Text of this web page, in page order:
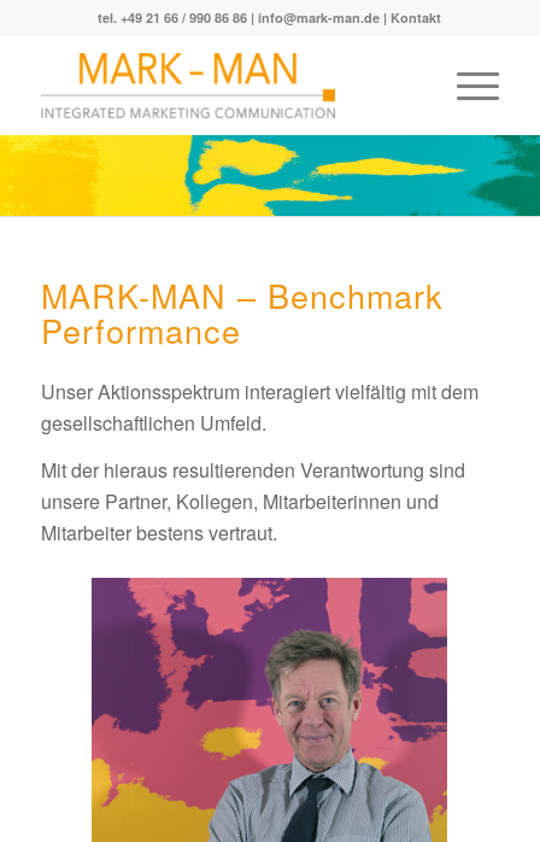
tel. +49 21 66 / 990 86 86 |info@mark-man.de | Kontakt
MARK-MAN – Benchmark
Performance
Unser Aktionsspektrum interagiert vielfältig mit dem
gesellschaftlichen Umfeld.
Mit der hieraus resultierenden Verantwortung sind
unsere Partner, Kollegen, Mitarbeiterinnen und
Mitarbeiter bestens vertraut.